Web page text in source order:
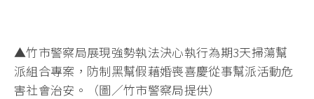
▲竹市警察局展現強勢執法決心執行為期3天掃蕩幫
派組合專案，防制黑幫假藉婚喪喜慶從事幫派活動危
害社會治安。（圖／竹市警察局提供）